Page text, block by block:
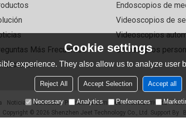
Más Frecuentes
Endoscopios de
Videoscopios de
Videoscopios
Boroscopios
Noticias Contacto Problemas comunes Noticia Privada
Copyright © 2026 Shenzhen Jeet Technology Co., Ltd. Support By
Cookie settings
experience. They also allow us to analyze user
Reject All Accept Selection Accept all
Necessary Analytics Preferences